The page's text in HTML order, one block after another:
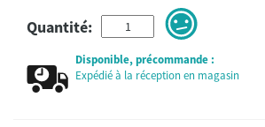
Quantité:
Disponible, précommande :
Expédié à la réception en magasin